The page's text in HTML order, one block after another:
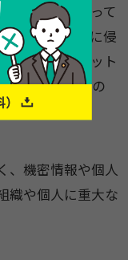
アリングによって
て、システムに侵
事前にターゲット
練るため、おの
、機密情報や個人
織や個人に重大な